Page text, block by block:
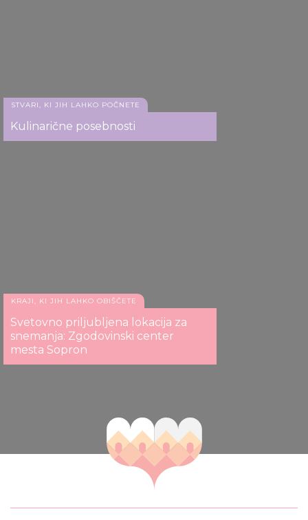
STVARI, KI JIH LAHKO POČNETE
Kulinarične posebnosti
KRAJI, KI JIH LAHKO OBIŠČETE
Svetovno priljubljena lokacija za
snemanja: Zgodovinski center
mesta Sopron